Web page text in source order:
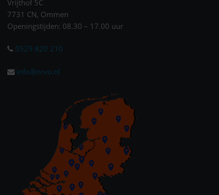
Vrijthof 5C
7731 CN, Ommen
Openingstijden: 08.30 – 17.00 uur
0529 820 210
info@nrvo.nl